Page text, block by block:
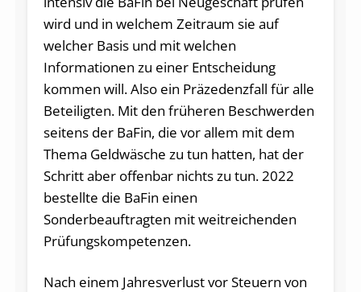
wird und in welchem Zeitraum sie auf
welcher Basis und mit welchen
Informationen zu einer Entscheidung
kommen will. Also ein Präzedenzfall für alle
Beteiligten. Mit den früheren Beschwerden
seitens der BaFin, die vor allem mit dem
Thema Geldwäsche zu tun hatten, hat der
Schritt aber offenbar nichts zu tun. 2022
bestellte die BaFin einen
Sonderbeauftragten mit weitreichenden
Prüfungskompetenzen.
Nach einem Jahresverlust vor Steuern von